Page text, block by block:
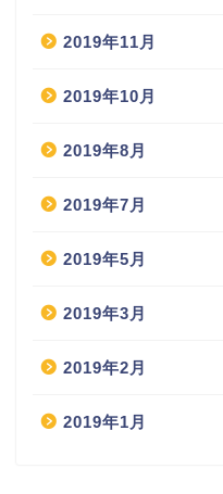
2019年11月
2019年10月
2019年8月
2019年7月
2019年5月
2019年3月
2019年2月
2019年1月